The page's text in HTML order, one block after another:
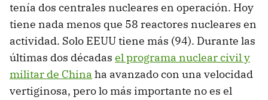
tenía dos centrales nucleares en operación. Hoy
tiene nada menos que 58 reactores nucleares en
actividad. Solo EEUU tiene más (94). Durante las
últimas dos décadas el programa nuclear civil y
militar de China ha avanzado con una velocidad
vertiginosa, pero lo más importante no es el